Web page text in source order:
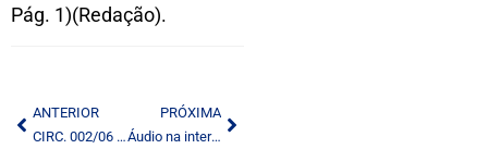
Pág. 1)(Redação).
ANTERIOR
CIRC. 002/06 – CONVENÇÃO COLETIVA JORNALISTAS 2005-2006
PRÓXIMA
Áudio na internet vira assunto sério. Rádio investem e ouvintes agradecem